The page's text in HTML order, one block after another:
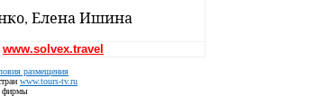
Елена Ишина
www.solvex.travel
размещения
www.tours-tv.ru
фирмы